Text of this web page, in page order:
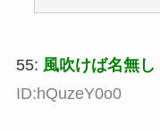
55: 風吹けば名無し
ID:hQuzeY0o0